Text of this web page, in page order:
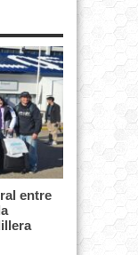
entre